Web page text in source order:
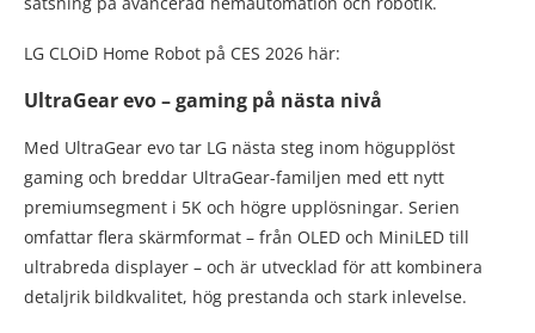
LG CLOiD Home Robot på CES 2026 här:
UltraGear evo – gaming på nästa nivå
Med UltraGear evo tar LG nästa steg inom högupplöst
gaming och breddar UltraGear-familjen med ett nytt
premiumsegment i 5K och högre upplösningar. Serien
omfattar flera skärmformat – från OLED och MiniLED till
ultrabreda displayer – och är utvecklad för att kombinera
detaljrik bildkvalitet, hög prestanda och stark inlevelse.